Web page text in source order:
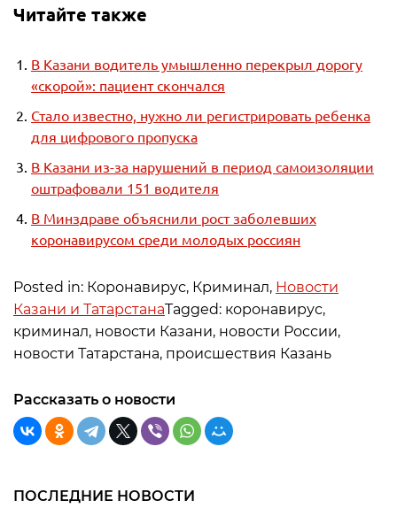
Читайте также
В Казани водитель умышленно перекрыл дорогу
«скорой»: пациент скончался
Стало известно, нужно ли регистрировать ребенка
для цифрового пропуска
В Казани из-за нарушений в период самоизоляции
оштрафовали 151 водителя
В Минздраве объяснили рост заболевших
коронавирусом среди молодых россиян
Posted in: Коронавирус, Криминал, Новости
Казани и ТатарстанаTagged: коронавирус,
криминал, новости Казани, новости России,
новости Татарстана, происшествия Казань
Рассказать о новости
ПОСЛЕДНИЕ НОВОСТИ